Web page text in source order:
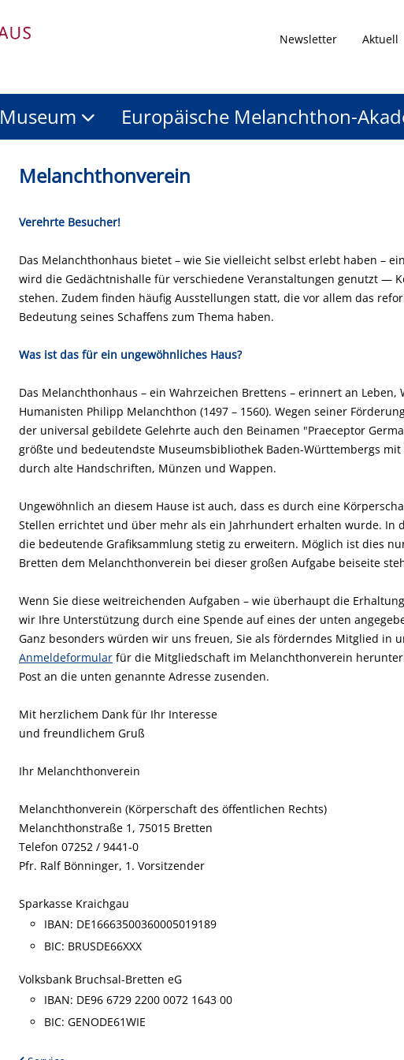
Newsletter Aktuell
Museum Europäische Melanchthon-
Melanchthonverein
Verehrte Besucher!
Das Melanchthonhaus bietet – wie Sie vielleicht selbst erlebt haben –
wird die Gedächtnishalle für verschiedene Veranstaltungen genutzt —
stehen. Zudem finden häufig Ausstellungen statt, die vor allem das
Bedeutung seines Schaffens zum Thema haben.
Was ist das für ein ungewöhnliches Haus?
Das Melanchthonhaus – ein Wahrzeichen Brettens – erinnert an
Humanisten Philipp Melanchthon (1497 – 1560). Wegen seiner
der universal gebildete Gelehrte auch den Beinamen "Praeceptor
größte und bedeutendste Museumsbibliothek Baden-Württembergs
durch alte Handschriften, Münzen und Wappen.
Ungewöhnlich an diesem Hause ist auch, dass es durch eine
Stellen errichtet und über mehr als ein Jahrhundert erhalten wurde. In
die bedeutende Grafiksammlung stetig zu erweitern. Möglich ist dies
Bretten dem Melanchthonverein bei dieser großen Aufgabe beiseite
Wenn Sie diese weitreichenden Aufgaben – wie überhaupt die
wir Ihre Unterstützung durch eine Spende auf eines der unten
Ganz besonders würden wir uns freuen, Sie als förderndes Mitglied in
Anmeldeformular für die Mitgliedschaft im Melanchthonverein
Post an die unten genannte Adresse zusenden.
Mit herzlichem Dank für Ihr Interesse
und freundlichem Gruß
Ihr Melanchthonverein
Melanchthonverein (Körperschaft des öffentlichen Rechts)
Melanchthonstraße 1, 75015 Bretten
Telefon 07252 / 9441-0
Pfr. Ralf Bönninger, 1. Vorsitzender
Sparkasse Kraichgau
IBAN: DE16663500360005019189
BIC: BRUSDE66XXX
Volksbank Bruchsal-Bretten eG
IBAN: DE96 6729 2200 0072 1643 00
BIC: GENODE61WIE